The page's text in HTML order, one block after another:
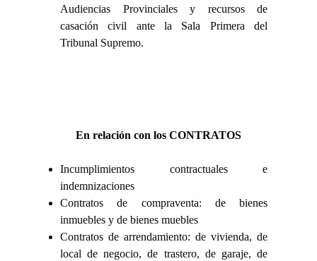
Audiencias Provinciales y recursos de
casación civil ante la Sala Primera del
Tribunal Supremo.
En relación con los CONTRATOS
Incumplimientos contractuales e
indemnizaciones
Contratos de compraventa: de bienes
inmuebles y de bienes muebles
Contratos de arrendamiento: de vivienda, de
local de negocio, de trastero, de garaje, de